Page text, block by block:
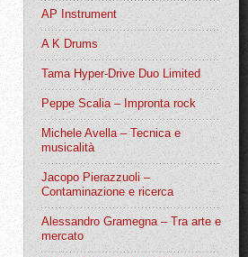
AP Instrument
A K Drums
Tama Hyper-Drive Duo Limited
Peppe Scalia – Impronta rock
Michele Avella – Tecnica e
musicalità
Jacopo Pierazzuoli –
Contaminazione e ricerca
Alessandro Gramegna – Tra arte e
mercato